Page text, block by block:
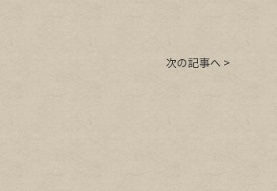
次の記事へ >